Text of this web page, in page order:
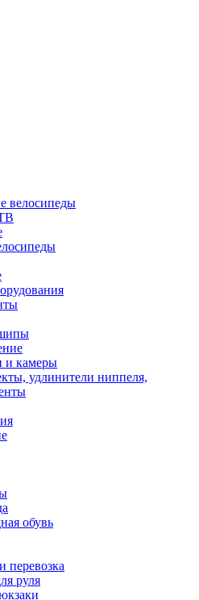
велосипеды
камеры
удлинители ниппеля,
обувь
перевозка
руля